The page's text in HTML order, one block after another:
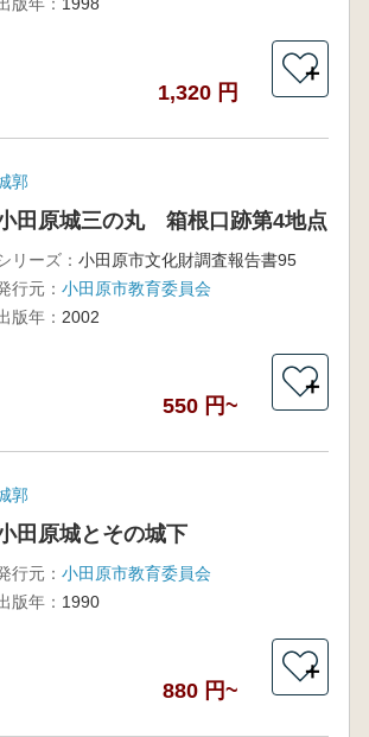
1,320 円
＋
郭
田原城三の丸 箱根口跡第4地点
リーズ： 小田原市文化財調査報告書95
行元： 小田原市教育委員会
版年： 2002
550 円~
＋
郭
田原城とその城下
行元： 小田原市教育委員会
版年： 1990
880 円~
＋